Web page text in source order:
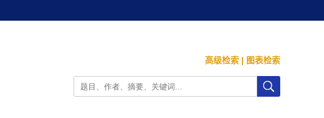
高级检索 | 图表检索